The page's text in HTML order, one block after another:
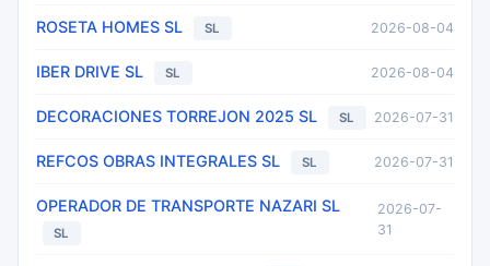
ROSETA HOMES SL SL 2026-08-04
IBER DRIVE SL SL 2026-08-04
DECORACIONES TORREJON 2025 SL SL 2026-07-31
REFCOS OBRAS INTEGRALES SL SL 2026-07-31
OPERADOR DE TRANSPORTE NAZARI SL
SL
2026-07-
31